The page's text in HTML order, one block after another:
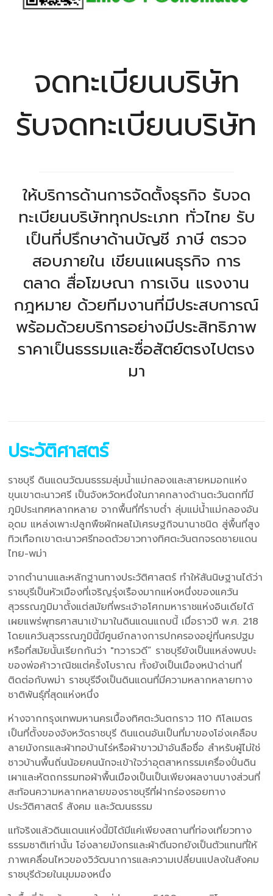
จดทะเบียนบริษัท
รับจดทะเบียนบริษัท
ให้บริการด้านการจัดตั้งธุรกิจ รับจด
ทะเบียนบริษัททุกประเภท ทั่วไทย รับ
เป็นที่ปรึกษาด้านบัญชี ภาษี ตรวจ
สอบภายใน เขียนแผนธุรกิจ การ
ตลาด สื่อโฆษณา การเงิน แรงงาน
กฎหมาย ด้วยทีมงานที่มีประสบการณ์
พร้อมด้วยบริการอย่างมีประสิทธิภาพ
ราคาเป็นธรรมและซื่อสัตย์ตรงไปตรง
มา
ประวัติศาสตร์
ราชบุรี ดินแดนวัฒนธรรมลุ่มน้ำแม่กลองและสายหมอกแห่ง
ขุนเขาตะนาวศรี เป็นจังหวัดหนึ่งในภาคกลางด้านตะวันตกที่มี
ภูมิประเทศหลากหลาย จากพื้นที่ที่ราบต่ำ ลุ่มแม่น้ำแม่กลองอัน
อุดม แหล่งเพาะปลูกพืชผักผลไม้เศรษฐกิจนานาชนิด สู่พื้นที่สูง
ทิวเทือกเขาตะนาวศรีทอดตัวยาวทางทิศตะวันตกจรดชายแดน
ไทย-พม่า
จากตำนานและหลักฐานทางประวัติศาสตร์ ทำให้สันนิษฐานได้ว่า
ราชบุรีเป็นหัวเมืองที่เจริญรุ่งเรืองมากแห่งหนึ่งของแคว้น
สุวรรณภูมิมาตั้งแต่สมัยที่พระเจ้าอโศกมหาราชแห่งอินเดียได้
เผยแพร่พุทธศาสนาเข้ามาในดินแดนแถบนี้ เมื่อราวปี พ.ศ. 218
โดยแคว้นสุวรรณภูมินี้มีศูนย์กลางการปกครองอยู่ที่นครปฐม
หรือที่สมัยนั้นเรียกกันว่า "ทวารวดี” ราชบุรียังเป็นแหล่งพบปะ
ของพ่อค้าวาณิชแต่ครั้งโบราณ ทั้งยังเป็นเมืองหน้าด่านที่
ติดต่อกับพม่า ราชบุรีจึงเป็นดินแดนที่มีความหลากหลายทาง
ชาติพันธุ์ที่สุดแห่งหนึ่ง
ห่างจากกรุงเทพมหานครเบื้องทิศตะวันตกราว 110 กิโลเมตร
เป็นที่ตั้งของจังหวัดราชบุรี ดินแดนอันเป็นที่มาของโอ่งเคลือบ
ลายมังกรและผ้าทอบ้านไร่หรือผ้าขาวม้าอันลือชื่อ สำหรับผู้ไม่ใช่
ชาวบ้านพื้นถิ่นน้อยคนนักจะเข้าใจว่าอุตสาหกรรมเครื่องปั่นดิน
เผาและหัตถกรรมทอผ้าพื้นเมืองเป็นเป็นเพียงผลงานบางส่วนที่
สะท้อนความหลากหลายของราชบุรีที่ฝากร่องรอยทาง
ประวัติศาสตร์ สังคม และวัฒนธรรม
แท้จริงแล้วดินแดนแห่งนี้มิได้มีแค่เพียงสถานที่ท่องเที่ยวทาง
ธรรมชาติเท่านั้น โอ่งลายมังกรและผ้าตีนจกยังเป็นตัวแทนที่ให้
ภาพเคลื่อนไหวของวิวัฒนาการและความเปลี่ยนแปลงในสังคม
ราชบุรีด้วยในมุมมองหนึ่ง